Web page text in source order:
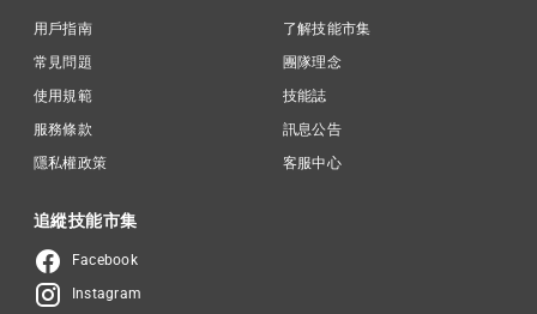
用戶指南
常見問題
使用規範
服務條款
隱私權政策
了解技能市集
團隊理念
技能誌
訊息公告
客服中心
追縱技能市集
Facebook
Instagram